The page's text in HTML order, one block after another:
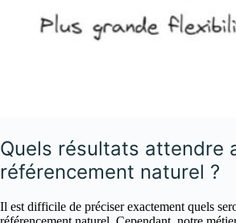
Quels résultats attendre
référencement naturel ?
Il est difficile de préciser exactement quels